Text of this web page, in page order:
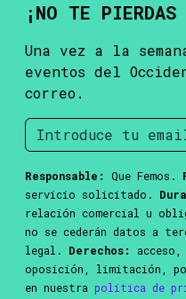
¡NO TE PIERDAS
Una vez a la
eventos del
correo.
Responsable: Que Femos.
servicio solicitado.
relación comercial u
no se cederán datos a
legal. Derechos:
oposición, limitación,
en nuestra política de